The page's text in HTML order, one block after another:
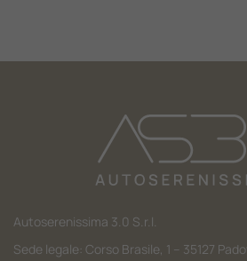
Autoserenissima 3.0 S.r.l.
Sede legale: Corso Brasile, 1 – 35127